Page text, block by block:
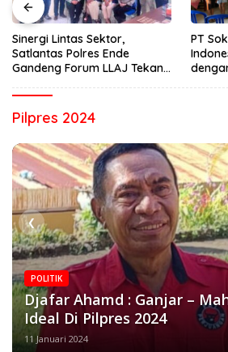
Sinergi Lintas Sektor,
Satlantas Polres Ende
Gandeng Forum LLAJ Tekan
PT
Pilpres 2024
POLITIK
Djafar Ahamd : Ganjar –
Ideal Di Pilpres 2024
11 Januari 2024
❮